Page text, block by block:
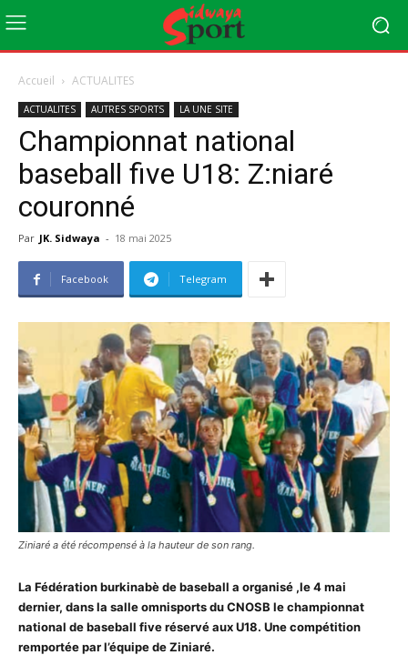
Accueil ACTUALITES
ACTUALITES AUTRES SPORTS LA UNE SITE
Championnat national
baseball five U18: Z:niaré
couronné
Par JK. Sidwaya - 18 mai 2025
Facebook Telegram
Ziniaré a été récompensé à la hauteur de son rang.
La Fédération burkinabè de baseball a organisé ,le 4 mai
dernier, dans la salle omnisports du CNOSB le championnat
national de baseball five réservé aux U18. Une compétition
remportée par l’équipe de Ziniaré.